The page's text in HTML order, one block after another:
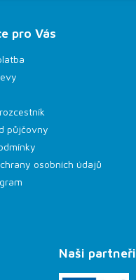
pro Vás
půjčovny
osobních údajů
Naši partneři